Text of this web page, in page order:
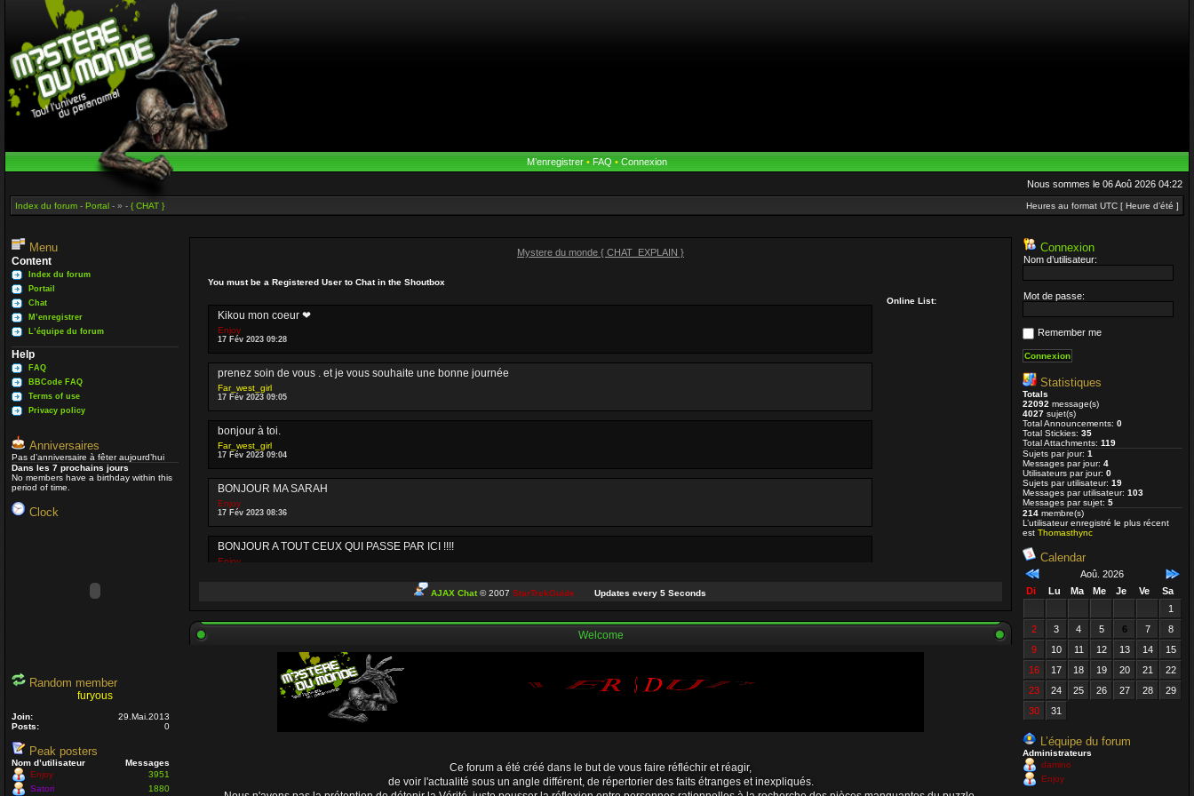
M’enregistrer • FAQ • Connexion
Nous sommes le 06 Aoû 2026 04:22
Index du forum - Portal - » - { CHAT } Heures au format UTC [ Heure d’été ]
Menu
Content
Index du forum
Portail
Chat
M’enregistrer
L’équipe du forum
Help
FAQ
BBCode FAQ
Terms of use
Privacy policy
Anniversaires
Pas d’anniversaire à fêter aujourd’hui
Dans les 7 prochains jours
No members have a birthday within this
period of time.
Clock
Random member
furyous
Join:
29.Mai.2013
Posts:
0
Peak posters
Nom d’utilisateur
Messages
Enjoy
3951
Satori
1880
Mystere du monde { CHAT_EXPLAIN }
You must be a Registered User to Chat in the Shoutbox
Kikou mon coeur ❤
Enjoy
17 Fév 2023 09:28
prenez soin de vous . et je vous souhaite une bonne journée
Far_west_girl
17 Fév 2023 09:05
bonjour à toi.
Far_west_girl
17 Fév 2023 09:04
BONJOUR MA SARAH
Enjoy
17 Fév 2023 08:36
BONJOUR A TOUT CEUX QUI PASSE PAR ICI !!!!
Enjoy
Je passe parfois Un peu dans la même idée, par nostalgie et pour voir si ceux qui sont encore là vont bien...
Nounours
J'ignore si il y a toujours des gens qui passent par ici. Petit moment nostalgique de mon côté. J'espère que tout le monde va bien et
que vous prenez soin de vous.
Online List:
AJAX Chat© 2007StarTrekGuide Updates every5 Seconds
Welcome
Ce forum a été créé dans le but de vous faire réfléchir et réagir,
de voir l'actualité sous un angle différent, de répertorier des faits étranges et inexpliqués.
Connexion
Nom d’utilisateur:
Mot de passe:
Remember me
Statistiques
Totals
22092 message(s)
4027 sujet(s)
Total Announcements: 0
Total Stickies: 35
Total Attachments: 119
Sujets par jour: 1
Messages par jour: 4
Utilisateurs par jour: 0
Sujets par utilisateur: 19
Messages par utilisateur: 103
Messages par sujet: 5
214 membre(s)
L’utilisateur enregistré le plus récent
est Thomasthync
Calendar
Aoû. 2026
Di
Lu Ma Me Je Ve
Sa
1
2
3 4 5 6 7
8
9
10 11 12 13 14
15
16
17 18 19 20 21
22
23
24 25 26 27 28
29
30
31
L’équipe du forum
Administrateurs
damino
Enjoy